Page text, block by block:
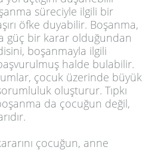
süreciyle ilgili bir
öfke duyabilir. Boşanma,
güç bir karar olduğundan
boşanmayla ilgili
halde bulabilir.
çocuk üzerinde büyük
oluşturur. Tıpkı
da çocuğun değil,
çocuğun, anne